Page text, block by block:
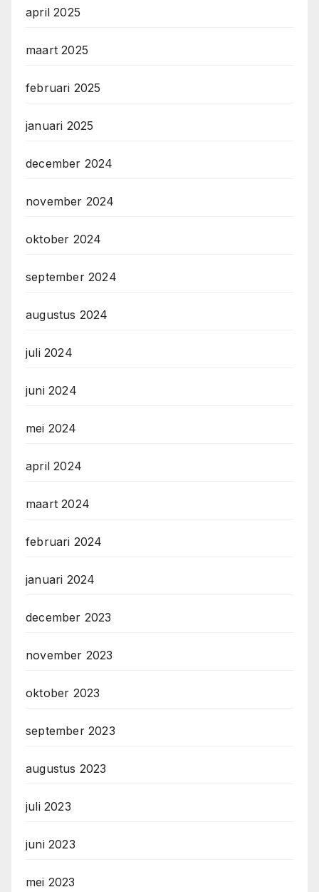
april 2025
maart 2025
februari 2025
januari 2025
december 2024
november 2024
oktober 2024
september 2024
augustus 2024
juli 2024
juni 2024
mei 2024
april 2024
maart 2024
februari 2024
januari 2024
december 2023
november 2023
oktober 2023
september 2023
augustus 2023
juli 2023
juni 2023
mei 2023